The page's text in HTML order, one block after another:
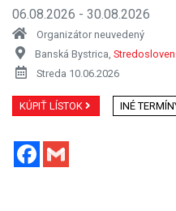
06.08.2026 - 30.08.2026
Organizátor neuvedený
Banská Bystrica,
Streda 10.06.2026
KÚPIŤ LÍSTOK INÉ
Facebook